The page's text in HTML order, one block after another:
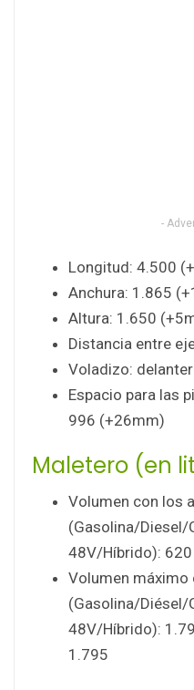
-
Longitud: 4.500
Anchura: 1.865
Altura: 1.650
Distancia entre
Voladizo:
Espacio para las
996 (+26mm)
Maletero (en
Volumen con los
(Gasolina/Diesel/
48V/Híbrido):
Volumen
(Gasolina/Diésel/
48V/Híbrido):
1.795